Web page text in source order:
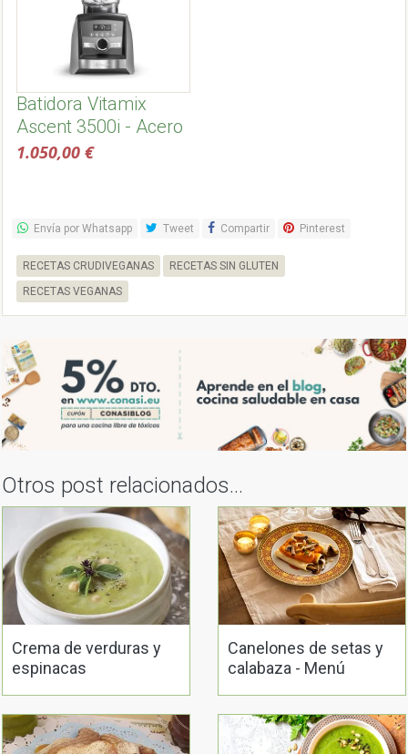
Batidora Vitamix
Ascent 3500i - Acero
Inoxidable
1.050,00 €
Envía por Whatsapp Tweet Compartir Pinterest
RECETAS CRUDIVEGANAS
RECETAS SIN GLUTEN
RECETAS VEGANAS
Otros post relacionados...
Crema de verduras y
espinacas
Canelones de setas y
calabaza - Menú